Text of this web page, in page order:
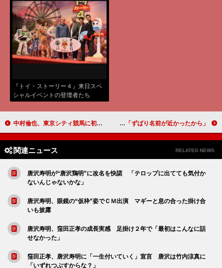
『トイ・ストーリー４』来日スペ
シャルイベントの登壇者たち
中村倫也、東京シティ競馬に初登場！ 「空が降ってくるような感覚にドキドキ」 金爆、“ボンカレー”コラボ企画の広報大使に 理由は「ずばり名前が近かったから」
関連ニュース RELATED NEWS
唐沢寿明が“唐沢鶏明”に改名を快諾 「テロップに出てても気付か
ないんじゃないかな」
唐沢寿明、眼鏡の“仮枠”姿でＣＭ出演 マギーと息の合った掛け合
いも披露
唐沢寿明、窪田正孝の成長実感 足掛け２年で「最初はこんなに話
せなかった」
窪田正孝、唐沢寿明に「一生付いていく」宣言 唐沢は竹内涼真に
「いずれつぶすからな？」